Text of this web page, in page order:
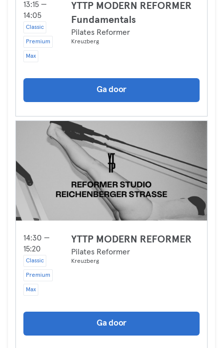
13:15 —
14:05
Classic
Premium
Max
YTTP MODERN REFORMER
Fundamentals
Pilates Reformer
Kreuzberg
Ga door
14:30 —
15:20
Classic
Premium
Max
YTTP MODERN REFORMER
Pilates Reformer
Kreuzberg
Ga door